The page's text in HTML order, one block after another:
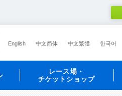
English 中文简体 中文繁體 한국어
レース場・
チケットショップ